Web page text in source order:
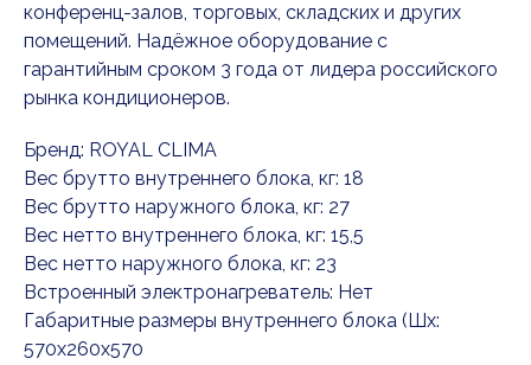
конференц-залов, торговых, складских и других
помещений. Надёжное оборудование с
гарантийным сроком 3 года от лидера российского
рынка кондиционеров.
Бренд: ROYAL CLIMA
Вес брутто внутреннего блока, кг: 18
Вес брутто наружного блока, кг: 27
Вес нетто внутреннего блока, кг: 15,5
Вес нетто наружного блока, кг: 23
Встроенный электронагреватель: Нет
Габаритные размеры внутреннего блока (Шx:
570x260x570